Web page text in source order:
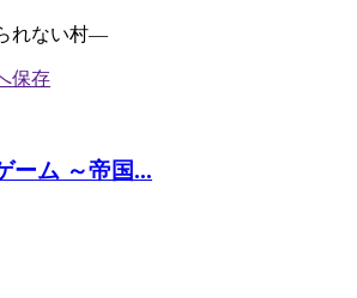
れない村―
ーム ～帝国...